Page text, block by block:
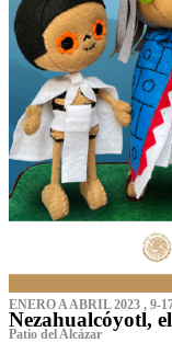
ENERO A ABRIL 2023 , 9-
Nezahualcóyotl,
Patio del Alcázar